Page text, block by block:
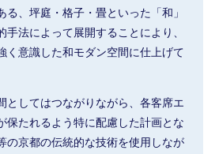
る、坪庭・格子・畳といった「和」
手法によって展開することにより、
く意識した和モダン空間に仕上げて
としてはつながりながら、各客席エ
保たれるよう特に配慮した計画とな
の京都の伝統的な技術を使用しなが